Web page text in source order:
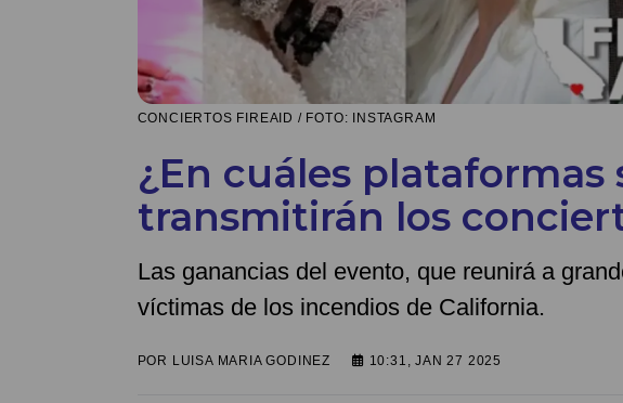
CONCIERTOS FIREAID / FOTO: INSTAGRAM
¿En cuáles plataformas
transmitirán los
Las ganancias del evento, que reunirá a
víctimas de los incendios de California.
POR LUISA MARIA GODINEZ 10:31, JAN 27 2025